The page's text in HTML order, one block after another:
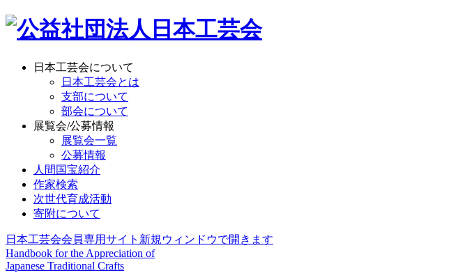
日本工芸会について
日本工芸会とは
支部について
部会について
展覧会/公募情報
展覧会一覧
公募情報
人間国宝紹介
作家検索
次世代育成活動
寄附について
日本工芸会会員専用サイト 新規ウィンドウで開きます
Handbook for the Appreciation of
Japanese Traditional Crafts